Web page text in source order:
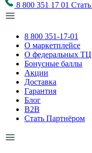
8 800 351 17 01
8 800 351-17-01
О маркетплейсе
О федеральных ТЦ
Бонусные баллы
Акции
Доставка
Гарантия
Блог
B2B
Стать Партнёром